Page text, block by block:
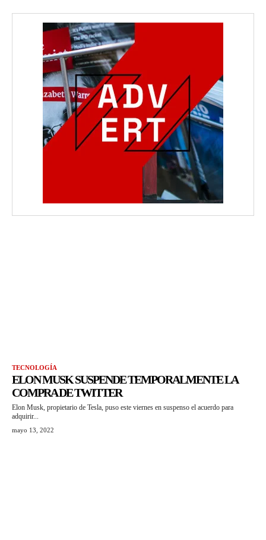
TECNOLOGÍA
ELON MUSK SUSPENDE TEMPORALMENTE LA
COMPRA DE TWITTER
Elon Musk, propietario de Tesla, puso este viernes en suspenso el acuerdo para
adquirir...
mayo 13, 2022